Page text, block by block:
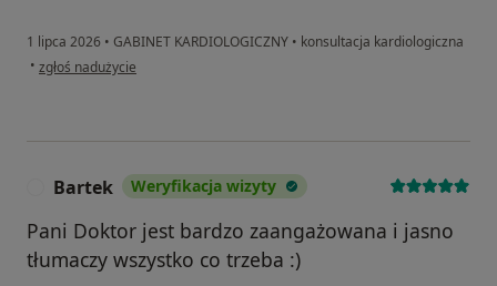
1 lipca 2026 • GABINET KARDIOLOGICZNY • konsultacja kardiologiczna
• w opinii użytkownika Anna
zgłoś nadużycie
Bartek Weryfikacja wizyty
Pani Doktor jest bardzo zaangażowana i jasno
tłumaczy wszystko co trzeba :)